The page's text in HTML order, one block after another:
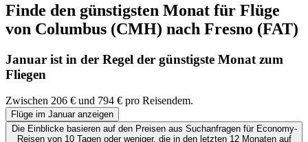
Finde den günstigsten Monat für Flüge
von Columbus (CMH) nach Fresno (FAT)
Januar ist in der Regel der günstigste Monat zum
Fliegen
Zwischen 206 € und 794 € pro Reisendem.
Flüge im Januar anzeigen
Die Einblicke basieren auf den Preisen aus Suchanfragen für Economy-
Reisen von 10 Tagen oder weniger, die in den letzten 12 Monaten auf